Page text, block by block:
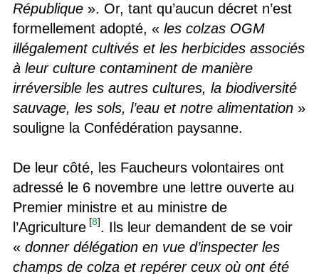
République». Or, tant qu’aucun décret n’est
formellement adopté, « les colzas OGM
illégalement cultivés et les herbicides associés
à leur culture contaminent de manière
irréversible les autres cultures, la biodiversité
sauvage, les sols, l’eau et notre alimentation»
souligne la Confédération paysanne.
De leur côté, les Faucheurs volontaires ont
adressé le 6 novembre une lettre ouverte au
Premier ministre et au ministre de
l’Agriculture [8]. Ils leur demandent de se voir
« donner délégation en vue d’inspecter les
champs de colza et repérer ceux où ont été